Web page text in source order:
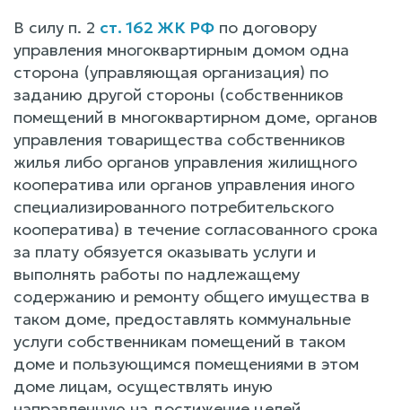
В силу п. 2 ст. 162 ЖК РФ по договору
управления многоквартирным домом одна
сторона (управляющая организация) по
заданию другой стороны (собственников
помещений в многоквартирном доме, органов
управления товарищества собственников
жилья либо органов управления жилищного
кооператива или органов управления иного
специализированного потребительского
кооператива) в течение согласованного срока
за плату обязуется оказывать услуги и
выполнять работы по надлежащему
содержанию и ремонту общего имущества в
таком доме, предоставлять коммунальные
услуги собственникам помещений в таком
доме и пользующимся помещениями в этом
доме лицам, осуществлять иную